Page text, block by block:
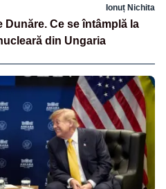
Ionuț Nichita
Dunăre. Ce se întâmplă la
din Ungaria